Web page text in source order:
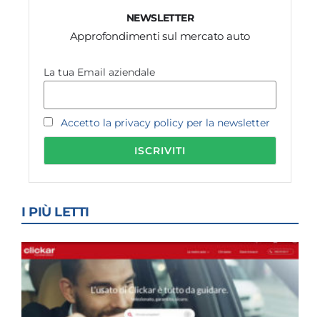
NEWSLETTER
Approfondimenti sul mercato auto
La tua Email aziendale
Accetto la privacy policy per la newsletter
I PIÙ LETTI